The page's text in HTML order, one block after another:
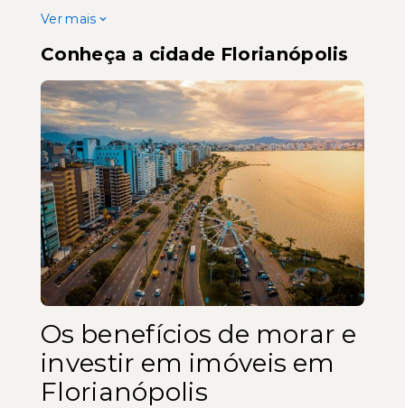
Ver mais
Conheça a cidade Florianópolis
Os benefícios de morar e
investir em imóveis em
Florianópolis